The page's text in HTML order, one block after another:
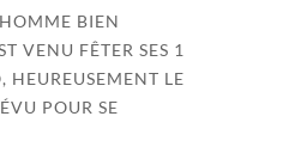
BIEN
VENU FÊTER SES 1
HEUREUSEMENT LE
POUR SE